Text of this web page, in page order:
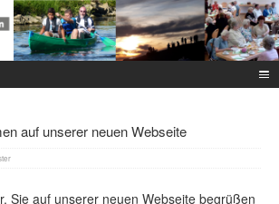
auf unserer neuen Webseite
Sie auf unserer neuen Webseite begrüßen